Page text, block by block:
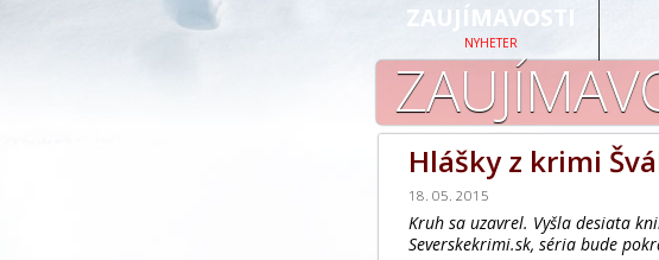
ZAUJÍMAVOSTI
NYHETER
Hlášky z krimi
18. 05. 2015
Kruh sa uzavrel. Vyšla desiata
Severskekrimi.sk, séria bude